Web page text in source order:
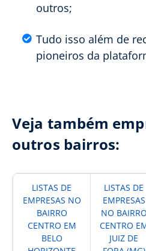
outros;
Tudo isso além de
pioneiros da
Veja também
outros bairros:
LISTAS DE
EMPRESAS NO
BAIRRO
CENTRO EM
BELO
LISTAS DE
EMPRESAS
NO BAIRRO
CENTRO
JUIZ DE